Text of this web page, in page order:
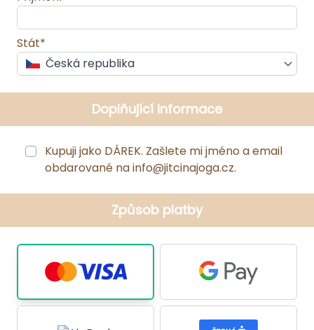
Stát*
Česká republika
Doplňující informace
Kupuji jako DÁREK. Zašlete mi jméno a email
obdarované na info@jitcinajoga.cz.
Způsob platby